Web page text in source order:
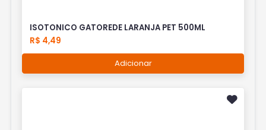
ISOTONICO GATOREDE LARANJA PET 500ML
R$ 4,49
Adicionar